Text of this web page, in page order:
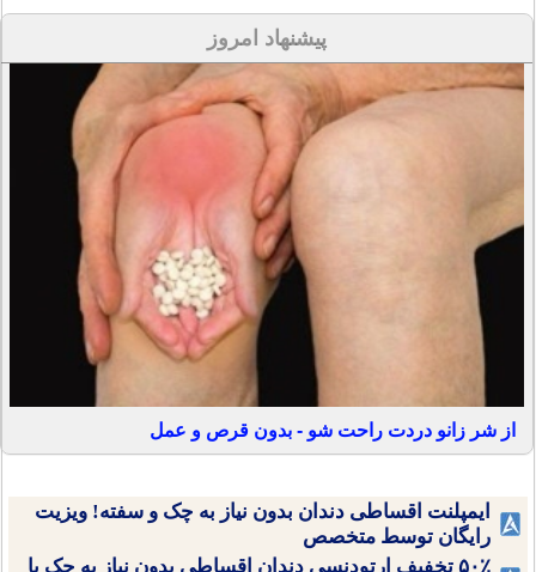
پیشنهاد امروز
از شر زانو دردت راحت شو - بدون قرص و عمل
ایمپلنت اقساطی دندان بدون نیاز به چک و سفته! ویزیت
رایگان توسط متخصص
۵۰٪ تخفیف ارتودنسی دندان اقساطی بدون نیاز به چک یا